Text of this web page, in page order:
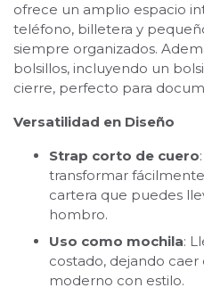
ofrece un amplio espacio
teléfono, billetera y
siempre organizados.
bolsillos, incluyendo un
cierre, perfecto para
Versatilidad en Diseño
Strap corto de cuero
transformar
cartera que puedes
hombro.
Uso como mochila:
costado, dejando
moderno con estilo.